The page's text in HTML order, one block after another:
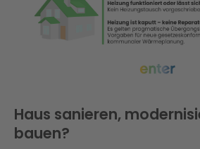
Haus sanieren,
bauen?